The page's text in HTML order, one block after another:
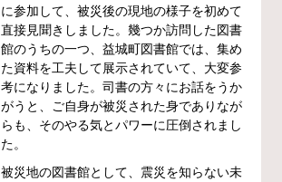
に参加して、被災後の現地の様子を初めて
直接見聞きしました。幾つか訪問した図書
館のうちの一つ、益城町図書館では、集め
た資料を工夫して展示されていて、大変参
考になりました。司書の方々にお話をうか
がうと、ご自身が被災された身でありなが
らも、そのやる気とパワーに圧倒されまし
た。
被災地の図書館として、震災を知らない未